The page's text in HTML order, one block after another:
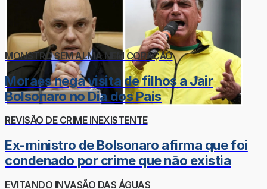
MONSTRO SEM ALMA NEM CORAÇÃO
Moraes nega visita de filhos a Jair
Bolsonaro no Dia dos Pais
REVISÃO DE CRIME INEXISTENTE
Ex-ministro de Bolsonaro afirma que foi
condenado por crime que não existia
EVITANDO INVASÃO DAS ÁGUAS